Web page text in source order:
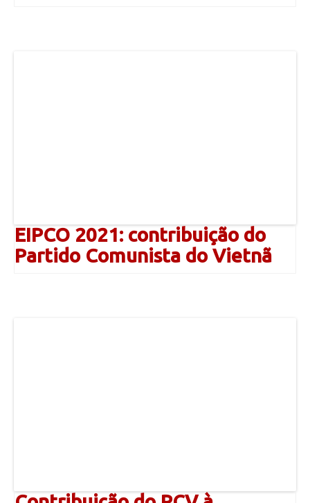
EIPCO 2021: contribuição do
Partido Comunista do Vietnã